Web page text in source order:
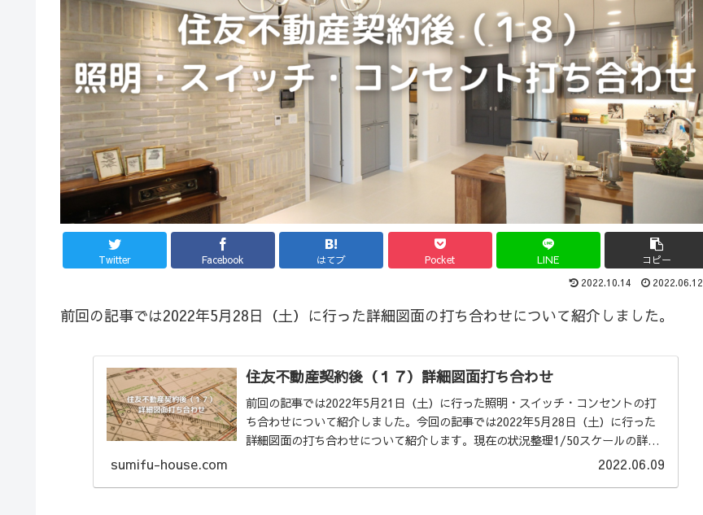
Twitter Facebook はてブ Pocket LINE コピー
2022.10.14 2022.06.12
前回の記事では2022年5月28日（土）に行った詳細図面の打ち合わせについて紹介しました。
住友不動産契約後（１７）詳細図面打ち合わせ
前回の記事では2022年5月21日（土）に行った照明・スイッチ・コンセントの打
ち合わせについて紹介しました。今回の記事では2022年5月28日（土）に行った
詳細図面の打ち合わせについて紹介します。現在の状況整理1/50スケールの詳細
sumifu-house.com 2022.06.09